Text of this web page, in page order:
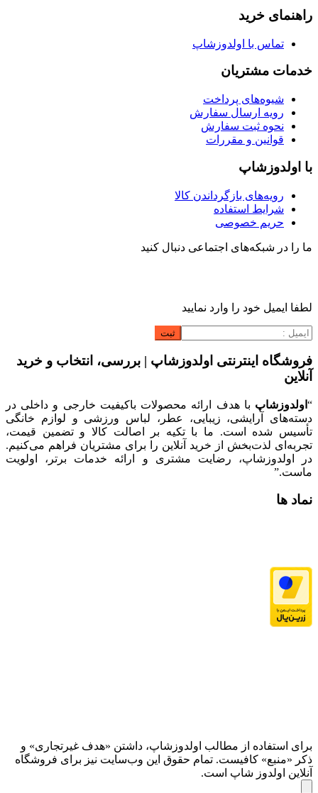
راهنمای خرید
تماس با اولدوزشاپ
خدمات مشتریان
شیوه‌های پرداخت
رویه ارسال سفارش
نحوه ثبت سفارش
قوانین و مقررات
با اولدوزشاپ
رویه‌های بازگرداندن کالا
شرایط استفاده
حریم خصوصی
ما را در شبکه‌های اجتماعی دنبال کنید
لطفا ایمیل خود را وارد نمایید
فروشگاه اینترنتی اولدوزشاپ | بررسی، انتخاب و خرید
آنلاین
“ اولدوزشاپ با هدف ارائه محصولات باکیفیت خارجی و داخلی در
دسته‌های آرایشی، زیبایی، عطر، لباس ورزشی و لوازم خانگی
تأسیس شده است. ما با تکیه بر اصالت کالا و تضمین قیمت،
تجربه‌ای لذت‌بخش از خرید آنلاین را برای مشتریان فراهم می‌کنیم.
در اولدوزشاپ، رضایت مشتری و ارائه خدمات برتر، اولویت
ماست.”
نماد ها
برای استفاده از مطالب اولدوزشاپ، داشتن «هدف غیرتجاری» و
ذکر «منبع» کافیست. تمام حقوق اين وب‌سايت نیز برای فروشگاه
آنلاین اولدوز شاپ است.